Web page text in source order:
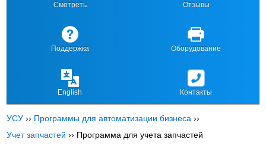
Смотреть Отзывы
Поддержка Оборудование
English Контакты
УСУ ›› Программы для автоматизации бизнеса ››
Учет запчастей ›› Программа для учета запчастей